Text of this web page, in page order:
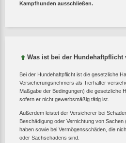
Kampfhunden ausschließen.
Was ist bei der Hundehaftpflicht
Bei der Hundehaftpflicht ist die gesetzliche
Versicherungsnehmers als Tierhalter
Maßgabe der Bedingungen) die gesetzliche
sofern er nicht gewerbsmäßig tätig ist.
Außerdem leistet der Versicherer bei
Beschädigung oder Vernichtung von
haben sowie bei Vermögensschäden, die
oder Sachschadens sind.